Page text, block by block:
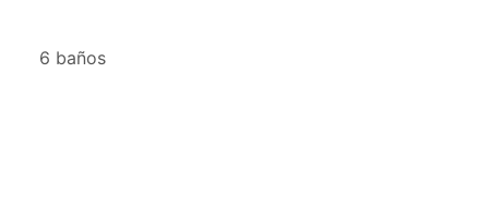
6 baños